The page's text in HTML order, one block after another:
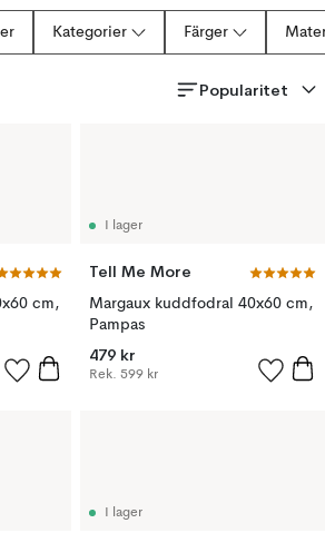
Kategorier Färger
Popularitet
cm,
I lager
Tell Me More
Margaux kuddfodral 40x60 cm,
Pampas
479 kr
Rek. 599 kr
I lager